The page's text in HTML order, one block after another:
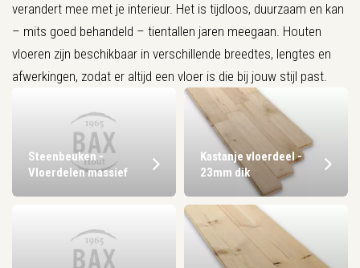
verandert mee met je interieur. Het is tijdloos, duurzaam en kan
– mits goed behandeld – tientallen jaren meegaan. Houten
vloeren zijn beschikbaar in verschillende breedtes, lengtes en
afwerkingen, zodat er altijd een vloer is die bij jouw stijl past.
Steenbeuken -
Vloerdelen massief
Kastanje vloerdeel -
23mm dik